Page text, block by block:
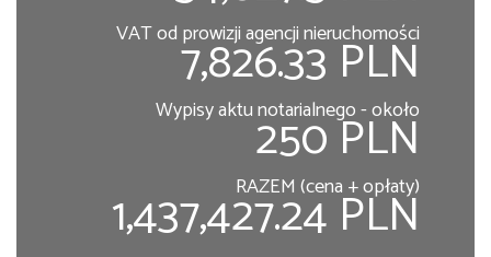
VAT od prowizji agencji nieruchomości
7,826.33 PLN
Wypisy aktu notarialnego - około
250 PLN
RAZEM (cena + opłaty)
1,437,427.24 PLN